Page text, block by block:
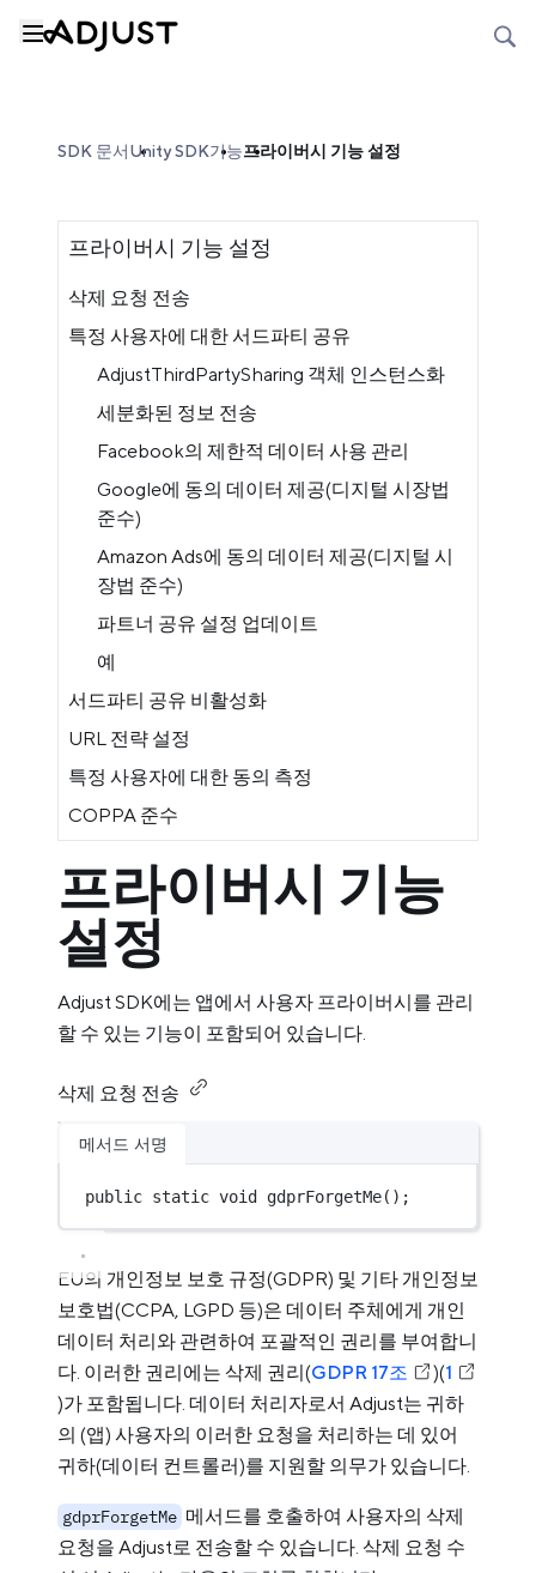
SDK 문서Unity SDK기능프라이버시 기능 설정
프라이버시 기능 설정
삭제 요청 전송
특정 사용자에 대한 서드파티 공유
AdjustThirdPartySharing 객체 인스턴스화
세분화된 정보 전송
Facebook의 제한적 데이터 사용 관리
Google에 동의 데이터 제공(디지털 시장법
준수)
Amazon Ads에 동의 데이터 제공(디지털 시
장법 준수)
파트너 공유 설정 업데이트
예
서드파티 공유 비활성화
URL 전략 설정
특정 사용자에 대한 동의 측정
COPPA 준수
프라이버시 기능
설정
Adjust SDK에는 앱에서 사용자 프라이버시를 관리
할 수 있는 기능이 포함되어 있습니다.
삭제 요청 전송
메서드 서명
public static void gdprForgetMe();
EU의 개인정보 보호 규정(GDPR) 및 기타 개인정보
보호법(CCPA, LGPD 등)은 데이터 주체에게 개인
데이터 처리와 관련하여 포괄적인 권리를 부여합니
다. 이러한 권리에는 삭제 권리(GDPR 17조 )(1
)가 포함됩니다. 데이터 처리자로서 Adjust는 귀하
의 (앱) 사용자의 이러한 요청을 처리하는 데 있어
귀하(데이터 컨트롤러)를 지원할 의무가 있습니다.
gdprForgetMe 메서드를 호출하여 사용자의 삭제
요청을 Adjust로 전송할 수 있습니다. 삭제 요청 수